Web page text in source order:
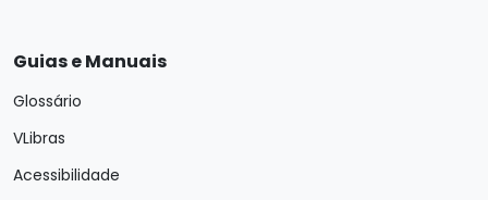
Guias e Manuais
Glossário
VLibras
Acessibilidade